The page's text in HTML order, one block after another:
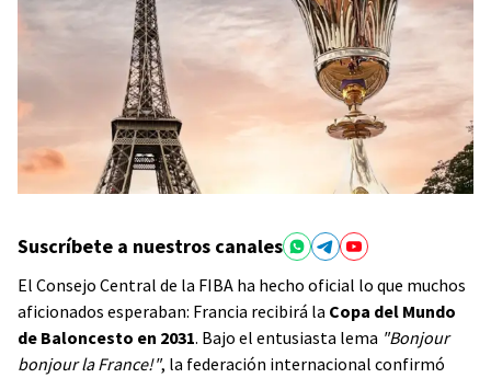
Suscríbete a nuestros canales
El Consejo Central de la FIBA ha hecho oficial lo que muchos
aficionados esperaban: Francia recibirá la Copa del Mundo
de Baloncesto en 2031. Bajo el entusiasta lema "Bonjour
bonjour la France!", la federación internacional confirmó